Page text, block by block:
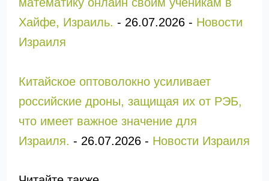
Хайфе, Израиль. - 26.07.2026- Новости
Израиля
Китайское оптоволокно усиливает
российские дроны, защищая их от РЭБ,
что имеет важное значение для
Израиля. - 26.07.2026- Новости Израиля